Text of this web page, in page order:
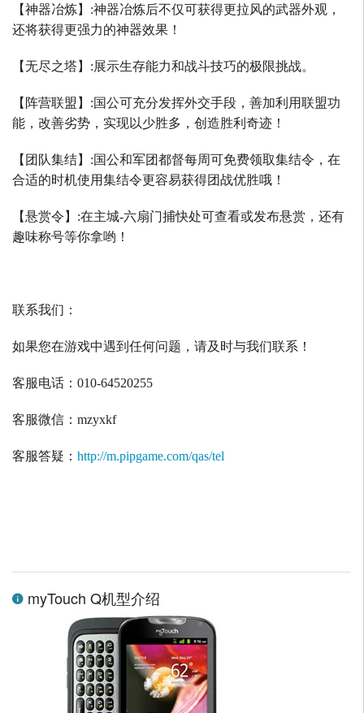
【神器冶炼】 :神器冶炼后不仅可获得更拉风的武器外观，
还将获得更强力的神器效果！
【无尽之塔】 :展示生存能力和战斗技巧的极限挑战。
【阵营联盟】 :国公可充分发挥外交手段，善加利用联盟功
能，改善劣势，实现以少胜多，创造胜利奇迹！
【团队集结】 :国公和军团都督每周可免费领取集结令，在
合适的时机使用集结令更容易获得团战优胜哦！
【悬赏令】 :在主城-六扇门捕快处可查看或发布悬赏，还有
趣味称号等你拿哟！
联系我们：
如果您在游戏中遇到任何问题，请及时与我们联系！
客服电话： 010-64520255
客服微信： mzyxkf
客服答疑： http://m.pipgame.com/qas/tel
myTouch Q机型介绍